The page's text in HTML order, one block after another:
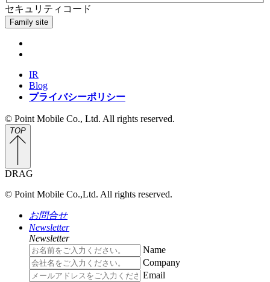
セキュリティコード
Family site
IR
Blog
プライバシーポリシー
© Point Mobile Co., Ltd. All rights reserved.
TOP
DRAG
© Point Mobile Co.,Ltd. All rights reserved.
お問合せ
Newsletter
Newsletter
Name
Company
Email